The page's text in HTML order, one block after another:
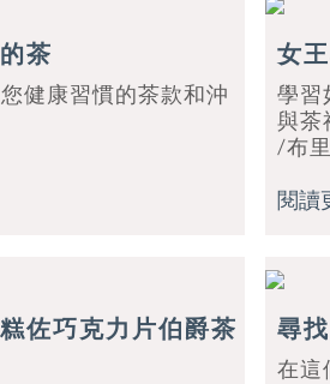
茶
健康習慣的茶款和沖
女
學習
與茶
/布
閱讀
佐巧克力片伯爵茶
尋
在這